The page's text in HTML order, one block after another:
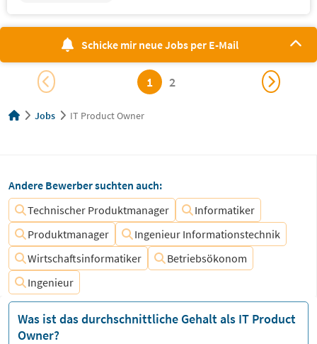
Schicke mir neue Jobs per E-Mail
1 2
Jobs IT Product Owner
Andere Bewerber suchten auch:
Technischer Produktmanager
Informatiker
Produktmanager
Ingenieur Informationstechnik
Wirtschaftsinformatiker
Betriebsökonom
Ingenieur
Was ist das durchschnittliche Gehalt als IT Product
Owner?